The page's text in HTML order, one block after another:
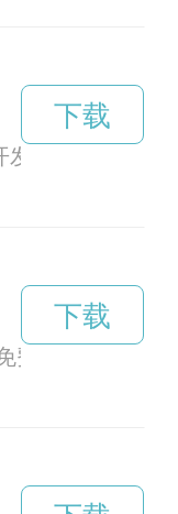
和探索提供更
下载
费VP软件，以
下载